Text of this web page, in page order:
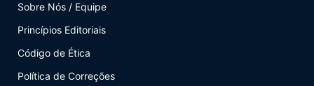
Sobre Nós / Equipe
Princípios Editoriais
Código de Ética
Política de Correções